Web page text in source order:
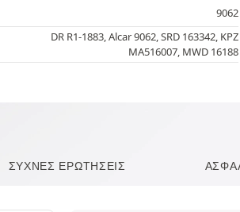
9062
DR R1-1883, Alcar 9062, SRD 163342, KPZ
MA516007, MWD 16188
ΣΥΧΝΈΣ ΕΡΩΤΉΣΕΙΣ